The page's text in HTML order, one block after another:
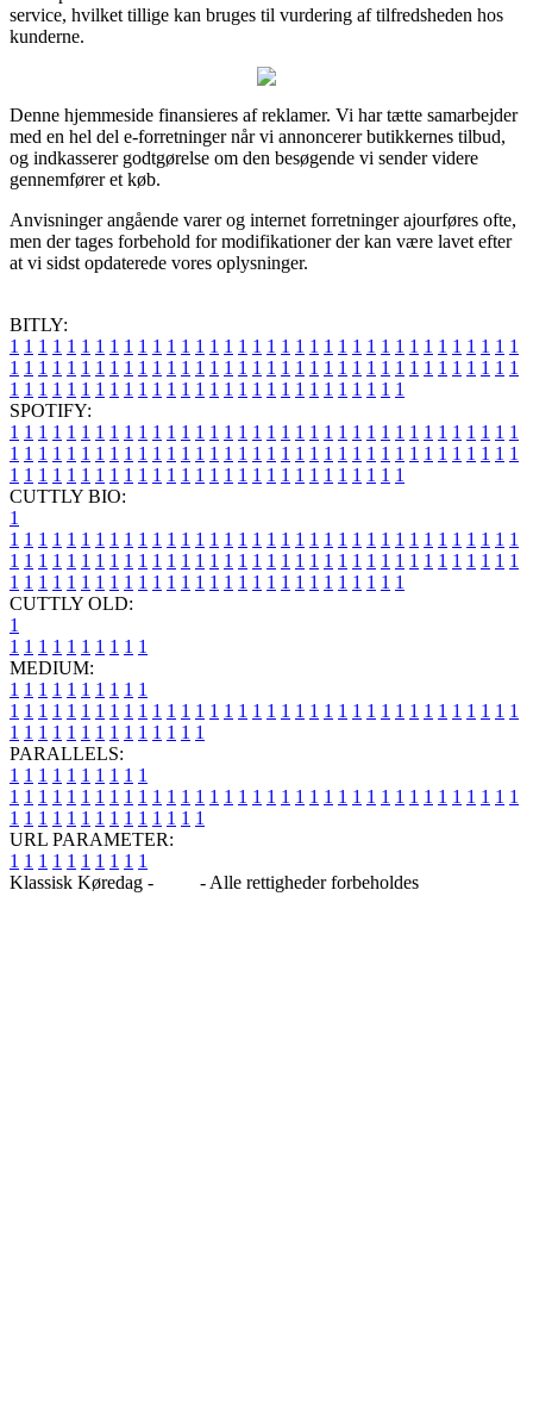
service, hvilket tillige kan bruges til vurdering af tilfredsheden hos
kunderne.
Denne hjemmeside finansieres af reklamer. Vi har tætte samarbejder
med en hel del e-forretninger når vi annoncerer butikkernes tilbud,
og indkasserer godtgørelse om den besøgende vi sender videre
gennemfører et køb.
Anvisninger angående varer og internet forretninger ajourføres ofte,
men der tages forbehold for modifikationer der kan være lavet efter
at vi sidst opdaterede vores oplysninger.
BITLY:
1 1 1 1 1 1 1 1 1 1 1 1 1 1 1 1 1 1 1 1 1 1 1 1 1 1 1 1 1 1 1 1 1 1 1 1
1 1 1 1 1 1 1 1 1 1 1 1 1 1 1 1 1 1 1 1 1 1 1 1 1 1 1 1 1 1 1 1 1 1 1 1
1 1 1 1 1 1 1 1 1 1 1 1 1 1 1 1 1 1 1 1 1 1 1 1 1 1 1 1
SPOTIFY:
1 1 1 1 1 1 1 1 1 1 1 1 1 1 1 1 1 1 1 1 1 1 1 1 1 1 1 1 1 1 1 1 1 1 1 1
1 1 1 1 1 1 1 1 1 1 1 1 1 1 1 1 1 1 1 1 1 1 1 1 1 1 1 1 1 1 1 1 1 1 1 1
1 1 1 1 1 1 1 1 1 1 1 1 1 1 1 1 1 1 1 1 1 1 1 1 1 1 1 1
CUTTLY BIO:
1
1 1 1 1 1 1 1 1 1 1 1 1 1 1 1 1 1 1 1 1 1 1 1 1 1 1 1 1 1 1 1 1 1 1 1 1
1 1 1 1 1 1 1 1 1 1 1 1 1 1 1 1 1 1 1 1 1 1 1 1 1 1 1 1 1 1 1 1 1 1 1 1
1 1 1 1 1 1 1 1 1 1 1 1 1 1 1 1 1 1 1 1 1 1 1 1 1 1 1 1
CUTTLY OLD:
1
1 1 1 1 1 1 1 1 1 1
MEDIUM:
1 1 1 1 1 1 1 1 1 1
1 1 1 1 1 1 1 1 1 1 1 1 1 1 1 1 1 1 1 1 1 1 1 1 1 1 1 1 1 1 1 1 1 1 1 1
1 1 1 1 1 1 1 1 1 1 1 1 1 1
PARALLELS:
1 1 1 1 1 1 1 1 1 1
1 1 1 1 1 1 1 1 1 1 1 1 1 1 1 1 1 1 1 1 1 1 1 1 1 1 1 1 1 1 1 1 1 1 1 1
1 1 1 1 1 1 1 1 1 1 1 1 1 1
URL PARAMETER:
1 1 1 1 1 1 1 1 1 1
Klassisk Køredag -
- Alle rettigheder forbeholdes